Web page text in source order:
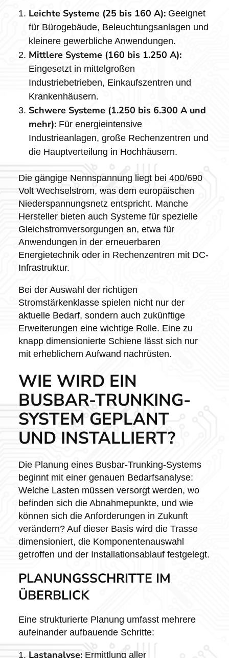
Leichte Systeme (25 bis 160 A):Geeignet
für Bürogebäude, Beleuchtungsanlagen und
kleinere gewerbliche Anwendungen.
Mittlere Systeme (160 bis 1.250 A):
Eingesetzt in mittelgroßen
Industriebetrieben, Einkaufszentren und
Krankenhäusern.
Schwere Systeme (1.250 bis 6.300 A und
mehr):Für energieintensive
Industrieanlagen, große Rechenzentren und
die Hauptverteilung in Hochhäusern.
Die gängige Nennspannung liegt bei 400/690
Volt Wechselstrom, was dem europäischen
Niederspannungsnetz entspricht. Manche
Hersteller bieten auch Systeme für spezielle
Gleichstromversorgungen an, etwa für
Anwendungen in der erneuerbaren
Energietechnik oder in Rechenzentren mit DC-
Infrastruktur.
Bei der Auswahl der richtigen
Stromstärkenklasse spielen nicht nur der
aktuelle Bedarf, sondern auch zukünftige
Erweiterungen eine wichtige Rolle. Eine zu
knapp dimensionierte Schiene lässt sich nur
mit erheblichem Aufwand nachrüsten.
WIE WIRD EIN
BUSBAR-TRUNKING-
SYSTEM GEPLANT
UND INSTALLIERT?
Die Planung eines Busbar-Trunking-Systems
beginnt mit einer genauen Bedarfsanalyse:
Welche Lasten müssen versorgt werden, wo
befinden sich die Abnahmepunkte, und wie
können sich die Anforderungen in Zukunft
verändern? Auf dieser Basis wird die Trasse
dimensioniert, die Komponentenauswahl
getroffen und der Installationsablauf festgelegt.
PLANUNGSSCHRITTE IM
ÜBERBLICK
Eine strukturierte Planung umfasst mehrere
aufeinander aufbauende Schritte:
Lastanalyse:Ermittlung aller